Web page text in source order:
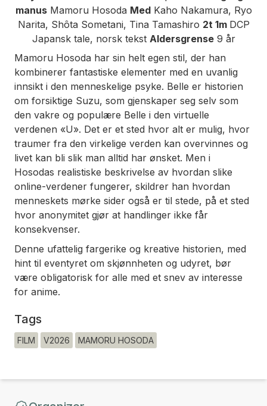
manusMamoru Hosoda MedKaho Nakamura, Ryo
Narita, Shôta Sometani, Tina Tamashiro 2t 1m DCP
Japansk tale, norsk tekst Aldersgrense9 år
Mamoru Hosoda har sin helt egen stil, der han
kombinerer fantastiske elementer med en uvanlig
innsikt i den menneskelige psyke. Belle er historien
om forsiktige Suzu, som gjenskaper seg selv som
den vakre og populære Belle i den virtuelle
verdenen «U». Det er et sted hvor alt er mulig, hvor
traumer fra den virkelige verden kan overvinnes og
livet kan bli slik man alltid har ønsket. Men i
Hosodas realistiske beskrivelse av hvordan slike
online-verdener fungerer, skildrer han hvordan
menneskets mørke sider også er til stede, på et sted
hvor anonymitet gjør at handlinger ikke får
konsekvenser.
Denne ufattelig fargerike og kreative historien, med
hint til eventyret om skjønnheten og udyret, bør
være obligatorisk for alle med et snev av interesse
for anime.
Tags
FILM V2026 MAMORU HOSODA